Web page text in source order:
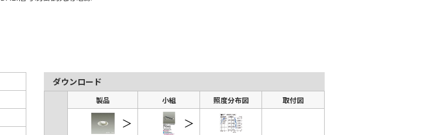
ダウンロード
製品 小組 照度分布図 取付図
＞ ＞